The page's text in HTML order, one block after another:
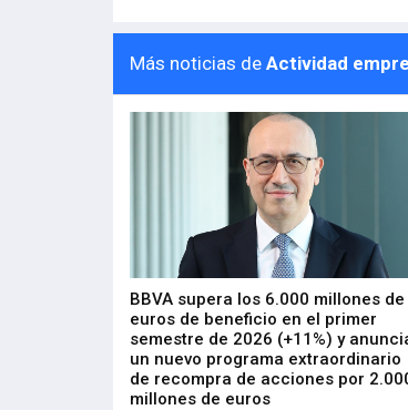
Más noticias de Actividad
BBVA supera los 6.000 millones de
euros de beneficio en el primer
semestre de 2026 (+11%) y
un nuevo programa extraordinario
de recompra de acciones por
millones de euros